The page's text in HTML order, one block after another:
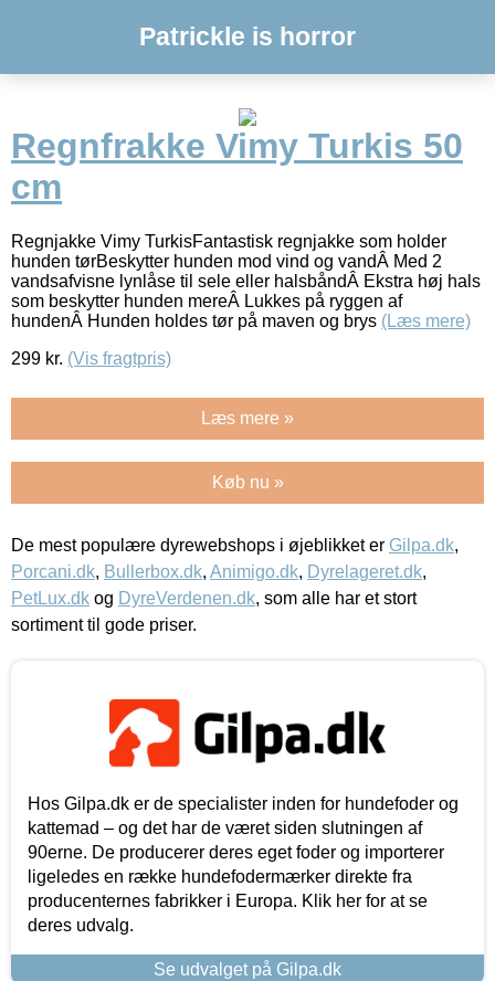
Patrickle is horror
Regnfrakke Vimy Turkis 50
cm
Regnjakke Vimy TurkisFantastisk regnjakke som holder
hunden tørBeskytter hunden mod vind og vandÂ Med 2
vandsafvisne lynlåse til sele eller halsbåndÂ Ekstra høj hals
som beskytter hunden mereÂ Lukkes på ryggen af
hundenÂ Hunden holdes tør på maven og brys (Læs mere)
299 kr. (Vis fragtpris)
Læs mere »
Køb nu »
De mest populære dyrewebshops i øjeblikket er Gilpa.dk,
Porcani.dk, Bullerbox.dk, Animigo.dk, Dyrelageret.dk,
PetLux.dk og DyreVerdenen.dk, som alle har et stort
sortiment til gode priser.
Hos Gilpa.dk er de specialister inden for hundefoder og
kattemad – og det har de været siden slutningen af
90erne. De producerer deres eget foder og importerer
ligeledes en række hundefodermærker direkte fra
producenternes fabrikker i Europa. Klik her for at se
deres udvalg.
Se udvalget på Gilpa.dk